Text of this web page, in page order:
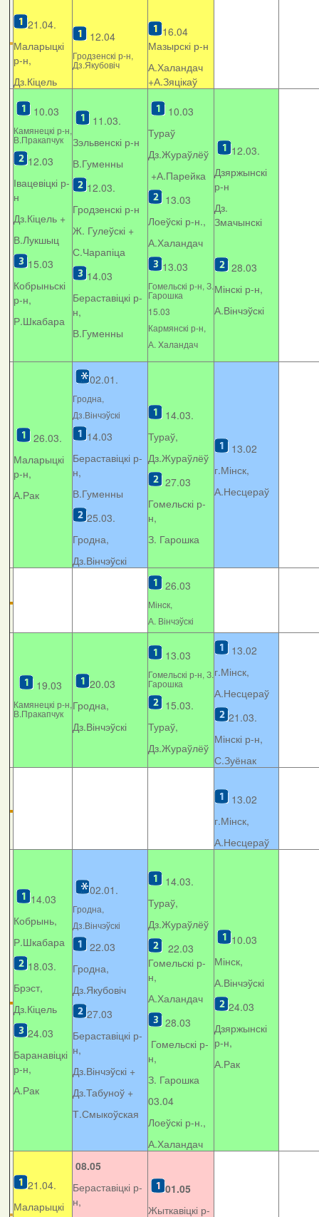
21.04.
Маларыцкі
р-н,
Дз.Кіцель
12.04
Гродзенскі р-н,
Дз.Якубовіч
16.04
Мазырскі р-н
А.Халандач
+А.Зяцікаў
10.03
Камянецкі р-н,
В.Пракапчук
12.03
Івацевіцкі р-
н
Дз.Кіцель +
В.Лукшыц
15.03
Кобрыньскі
р-н,
Р.Шкабара
11.03.
Зэльвенскі р-н
В.Гуменны
12.03.
Гродзенскі р-н
Ж. Гулеўскі +
С.Чарапіца
14.03
Бераставіцкі р-
н,
В.Гуменны
10.03
Тураў
Дз.Жураўлёў
+А.Парейка
13.03
Лоеўскі р-н.,
А.Халандач
13.03
Гомельскі р-н, З.
Гарошка
15.03
Кармянскі р-н,
А. Xаландач
12.03.
Дзяржынскі
р-н
Дз.
Змачынскі
28.03
Мінскі р-н,
А.Вінчэўскі
26.03.
Маларыцкі
р-н,
А.Рак
02.01.
Гродна,
Дз.Вінчэўскі
14.03
Бераставіцкі р-
н,
В.Гуменны
25.03.
Гродна,
Дз.Вінчэўскі
14.03.
Тураў,
Дз.Жураўлёў
27.03
Гомельскі р-
н,
З. Гарошка
13.02
г.Мінск,
А.Несцераў
26.03
Мінcк,
А. Вінчэўскі
19.03
Камянецкі р-н,
В.Пракапчук
20.03
Гродна,
Дз.Вінчэўскі
13.03
Гомельскі р-н, З.
Гарошка
15.03.
Тураў,
Дз.Жураўлёў
13.02
г.Мінск,
А.Несцераў
21.03.
Мінскі р-н,
С.Зуёнак
13.02
г.Мінск,
А.Несцераў
14.03
Кобрынь,
Р.Шкабара
18.03.
Брэст,
Дз.Кіцель
24.03
Баранавіцкі
р-н,
А.Рак
02.01.
Гродна,
Дз.Вінчэўскі
22.03
Гродна,
Дз.Якубовіч
27.03
Бераставіцкі р-
н,
Дз.Вінчэўскі +
Дз.Табуноў +
Т.Смыкоўская
14.03.
Тураў,
Дз.Жураўлёў
22.03
Гомельскі р-
н,
А.Халандач
28.03
Гомельскі р-
н,
З. Гарошка
03.04
Лоеўскі р-н.,
А.Халандач
10.03
Мінск,
А.Вінчэўскі
24.03
Дзяржынскі
р-н,
А.Рак
21.04.
Маларыцкі
08.05
Бераставіцкі р-
н,
01.05
Жыткавіцкі р-